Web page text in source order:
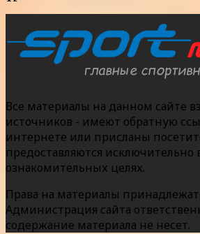
Все материалы на данном сайте
источников - имеют обратную
интернете или присланы
предоставляются исключительно
ознакомительных целях.
Права на материалы
Администрация сайта
содержание материала не несет.